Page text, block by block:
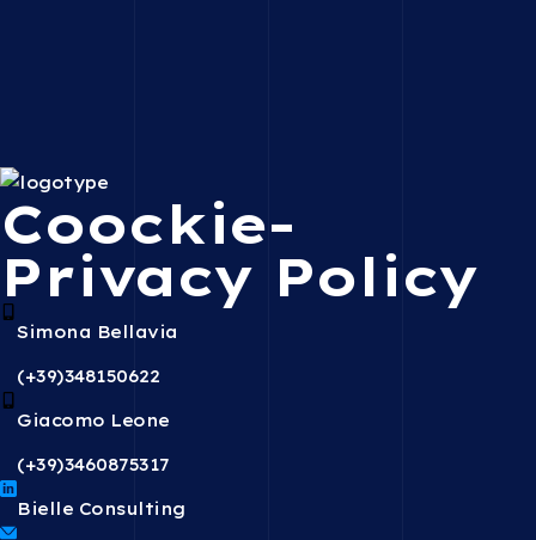
Coockie-
Privacy Policy
Simona Bellavia
(+39)348150622
Giacomo Leone
(+39)3460875317
Bielle Consulting